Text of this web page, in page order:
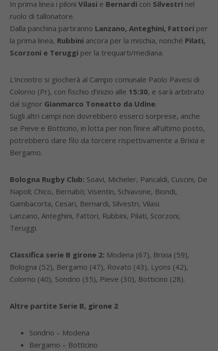
In prima linea i piloni Vilasi e Bernardi con Silvestri nel
ruolo di tallonatore.
Dalla panchina partiranno Lanzano, Anteghini, Fattori per
la prima linea, Rubbini ancora per la mischia, nonché Pilati,
Scorzoni e Teruggi per la trequarti/mediana.
L’incontro si giocherà al Campo comunale Paolo Pavesi di
Colorno (Pr), con fischio d’inizio alle 15:30, e sarà arbitrato
dal signor Gianmarco Toneatto da Udine.
Sugli altri campi non dovrebbero esserci sorprese, anche
se Pieve e Botticino, in lotta per non finire all’ultimo posto,
potrebbero dare filo da torcere rispettivamente a Brixia e
Bergamo.
Bologna Rugby Club: Soavi, Micheler, Pancaldi, Cuscini, De
Napoli; Chico, Bernabò; Visentin, Schiavone, Biondi,
Gambacorta, Cesari, Bernardi, Silvestri, Vilasi.
Lanzano, Anteghini, Fattori, Rubbini, Pilati, Scorzoni,
Teruggi.
Classifica serie B girone 2: Modena (67), Brixia (59),
Bologna (52), Bergamo (47), Rovato (43), Lyons (42),
Colorno (40), Sondrio (35), Pieve (30), Botticino (28).
Altre partite Serie B, girone 2
Sondrio – Modena
Bergamo – Botticino